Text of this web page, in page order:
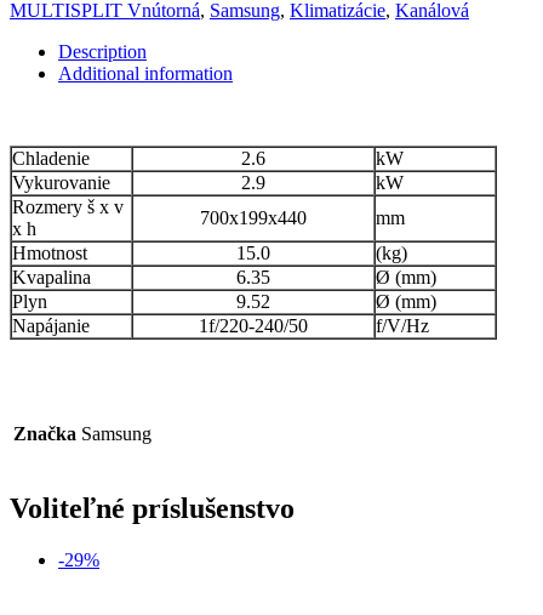
DUCT
s
integrovaným
čerpadlom
MULTISPLIT Vnútorná, Samsung, Klimatizácie, Kanálová
Description
Additional information
Chladenie 2.6
kW
Vykurovanie
2.9
kW
Rozmery š x v
x h
700x199x440
mm
Hmotnost
15.0
(kg)
Kvapalina
6.35
Ø (mm)
Plyn
9.52
Ø (mm)
Napájanie
1f/220-240/50 f/V/Hz
Značka Samsung
Voliteľné príslušenstvo
-29%